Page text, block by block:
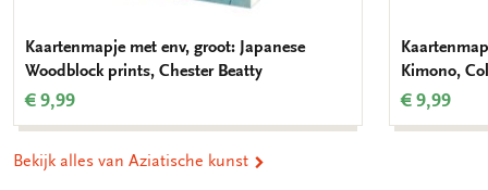
Kaartenmapje met env, groot: Japanese
Woodblock prints, Chester Beatty
€ 9,99
Kimono,
€ 9,99
Bekijk alles van Aziatische kunst